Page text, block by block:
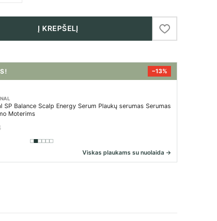
Į KREPŠELĮ
−13%
SP Balance Scalp Energy Serum Plaukų serumas Serumas
Moterims
Viskas plaukams su nuolaida →